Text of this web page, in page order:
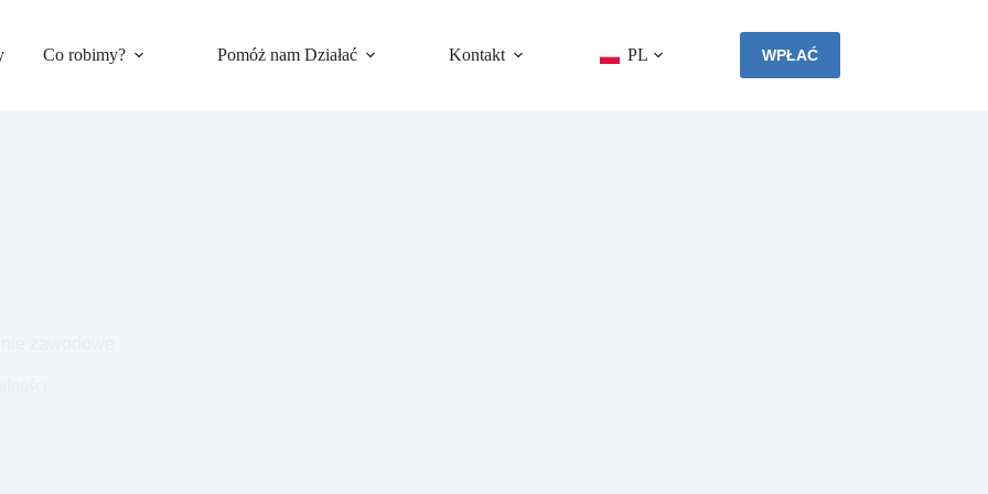
Co robimy? Pomóż nam Działać Kontakt PL WPŁAĆ